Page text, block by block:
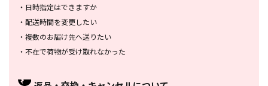
・ 日時指定はできますか
・ 配送時間を変更したい
・ 複数のお届け先へ送りたい
・ 不在で荷物が受け取れなかった